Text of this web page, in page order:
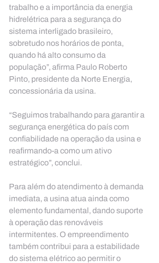
trabalho e a importância da energia
hidrelétrica para a segurança do
sistema interligado brasileiro,
sobretudo nos horários de ponta,
quando há alto consumo da
população”, afirma Paulo Roberto
Pinto, presidente da Norte Energia,
concessionária da usina.
“Seguimos trabalhando para garantir a
segurança energética do país com
confiabilidade na operação da usina e
reafirmando-a como um ativo
estratégico”, conclui.
Para além do atendimento à demanda
imediata, a usina atua ainda como
elemento fundamental, dando suporte
à operação das renováveis
intermitentes. O empreendimento
também contribui para a estabilidade
do sistema elétrico ao permitir o